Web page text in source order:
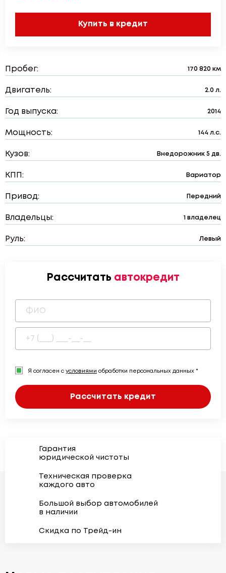
Купить в кредит
Пробег: 170 820 км
Двигатель: 2.0 л.
Год выпуска: 2014
Мощность: 144 л.с.
Кузов: Внедорожник 5 дв.
КПП: Вариатор
Привод: Передний
Владельцы: 1 владелец
Руль: Левый
Рассчитать автокредит
Я согласен с условиями обработки персональных данных *
Рассчитать кредит
Гарантия
юридической чистоты
Техническая проверка
каждого авто
Большой выбор автомобилей
в наличии
Скидка по Трейд-ин